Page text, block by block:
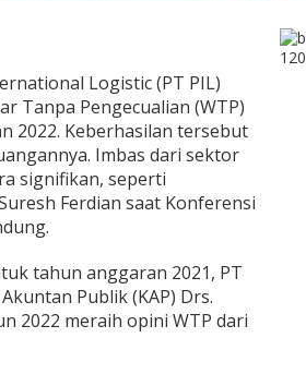
Logistic (PT PIL)
Tanpa Pengecualian (WTP)
2022. Keberhasilan tersebut
Imbas dari sektor
signifikan, seperti
Ferdian saat Konferensi
tahun anggaran 2021, PT
Publik (KAP) Drs.
2022 meraih opini WTP dari